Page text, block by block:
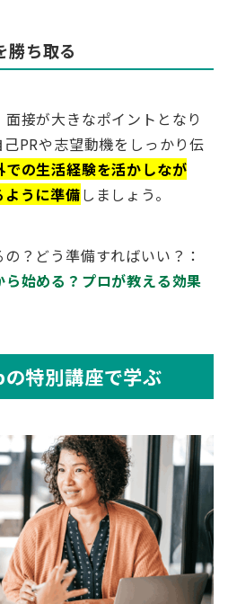
勝ち取る
接が大きなポイントとなり
PRや志望動機をしっかり伝
での生活経験を活かしなが
ように準備しましょう。
？どう準備すればいい？：
始める？プロが教える効果
特別講座で学ぶ